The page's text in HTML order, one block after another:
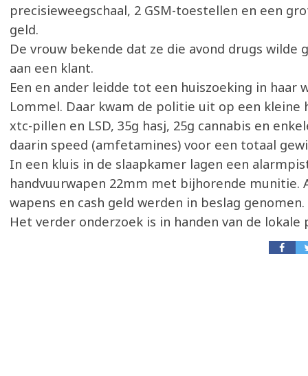
precisieweegschaal, 2 GSM-toestellen en een
geld.
De vrouw bekende dat ze die avond drugs wilde
aan een klant.
Een en ander leidde tot een huiszoeking in haar
Lommel. Daar kwam de politie uit op een kleine
xtc-pillen en LSD, 35g hasj, 25g cannabis en
daarin speed (amfetamines) voor een totaal
In een kluis in de slaapkamer lagen een
handvuurwapen 22mm met bijhorende munitie.
wapens en cash geld werden in beslag genomen.
Het verder onderzoek is in handen van de lokale